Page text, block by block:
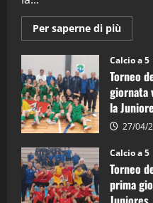
Per saperne di più
delle
di
calcio
a
5:
la
è
d’Italia
Calcio a 5
Torneo
giornata
la
27/04/
Calcio a 5
Torneo
prima